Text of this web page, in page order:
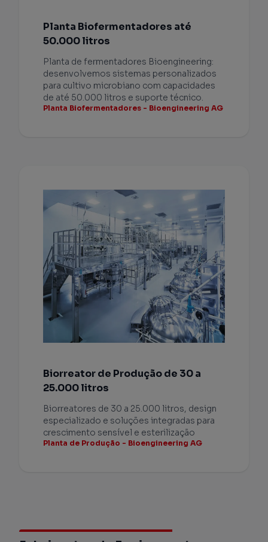
Planta Biofermentadores até
50.000 litros
Planta de fermentadores Bioengineering:
desenvolvemos sistemas personalizados
para cultivo microbiano com capacidades
de até 50.000 litros e suporte técnico.
Planta Biofermentadores - Bioengineering AG
Biorreator de Produção de 30 a
25.000 litros
Biorreatores de 30 a 25.000 litros, design
especializado e soluções integradas para
crescimento sensível e esterilização
Planta de Produção - Bioengineering AG